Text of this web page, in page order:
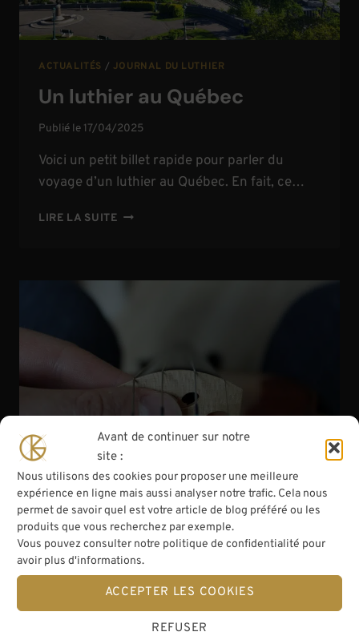
Avant de continuer sur notre
site :
Nous utilisons des cookies pour proposer une meilleure
expérience en ligne mais aussi analyser notre trafic. Cela nous
permet de savoir quel est votre article de blog préféré ou les
produits que vous recherchez par exemple.
Vous pouvez consulter notre politique de confidentialité pour
avoir plus d'informations.
ACCEPTER LES COOKIES
REFUSER
ACTUALITÉS / JOURNAL DU LUTHIER
Un luthier au Québec
Publié le 17/04/2025
Voici un petit billet rapide pour parler du
voyage d’un luthier au Québec. En fait, ce…
LIRE LA SUITEUN
CONSEILS DE LUTHIER
Redresser son chevalet sans
risque
Publié le26/05/2024